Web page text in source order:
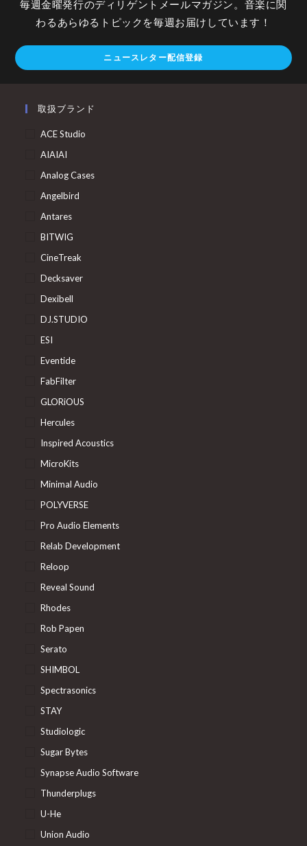
毎週金曜発行のディリゲントメールマガジン。音楽に関
わるあらゆるトピックを毎週お届けしています！
ニュースレター配信登録
取扱ブランド
ACE Studio
AIAIAI
Analog Cases
Angelbird
Antares
BITWIG
CineTreak
Decksaver
Dexibell
DJ.STUDIO
ESI
Eventide
FabFilter
GLORiOUS
Hercules
Inspired Acoustics
MicroKits
Minimal Audio
POLYVERSE
Pro Audio Elements
Relab Development
Reloop
Reveal Sound
Rhodes
Rob Papen
Serato
SHIMBOL
Spectrasonics
STAY
Studiologic
Sugar Bytes
Synapse Audio Software
Thunderplugs
U-He
Union Audio